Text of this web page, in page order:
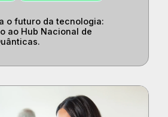
o futuro da tecnologia:
ao Hub Nacional de